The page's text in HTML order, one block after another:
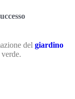
del giardino